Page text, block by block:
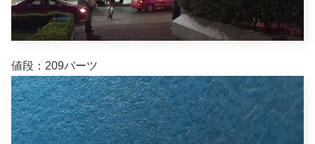
値段：209バーツ